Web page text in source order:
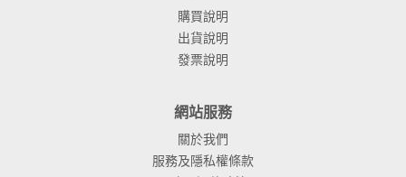
購買說明
出貨說明
發票說明
網站服務
關於我們
服務及隱私權條款